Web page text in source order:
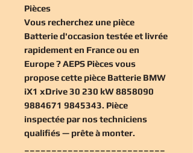
Pièces
Vous recherchez une pièce
Batterie d'occasion testée et livrée
rapidement en France ou en
Europe ? AEPS Pièces vous
propose cette pièce Batterie BMW
iX1 xDrive 30 230 kW 8858090
9884671 9845343. Pièce
inspectée par nos techniciens
qualifiés — prête à monter.